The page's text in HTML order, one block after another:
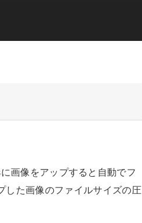
画像をアップすると自動でフ
した画像のファイルサイズの圧